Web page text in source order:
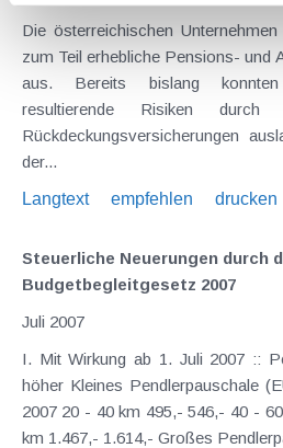
Die österreichischen
zum Teil erhebliche Pensions- und
aus. Bereits bislang konnten
resultierende Risiken durch den
Rückdeckungsversicherungen auslagern. Eine Aufrechnung
der...
Langtext
empfehlen drucken
Steuerliche Neuerungen durch
Budgetbegleitgesetz 2007
Juli 2007
I. Mit Wirkung ab 1. Juli 2007 :: Pendlerpauschale um 10%
höher Kleines Pendlerpauschale (EUR p.a.) bisher ab 1. Juli
2007 20 - 40 km 495,- 546,- 40 - 60 km 981,- 1.080,- über 60
km 1.467,- 1.614,- Großes